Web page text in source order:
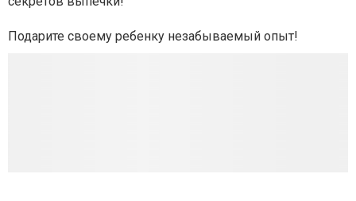
Подарите своему ребенку незабываемый опыт!